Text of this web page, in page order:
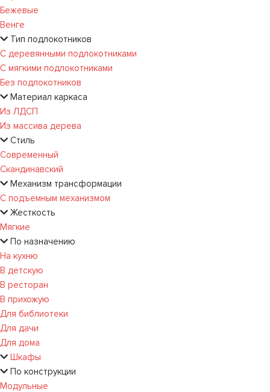
Бежевые
Венге
Тип подлокотников
С деревянными подлокотниками
С мягкими подлокотниками
Без подлокотников
Материал каркаса
Из ЛДСП
Из массива дерева
Стиль
Современный
Скандинавский
Механизм трансформации
С подъемным механизмом
Жесткость
Мягкие
По назначению
На кухню
В детскую
В ресторан
В прихожую
Для библиотеки
Для дачи
Для дома
Шкафы
По конструкции
Модульные